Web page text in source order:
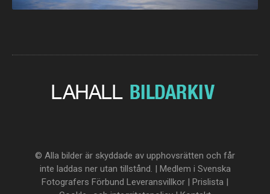
© Alla bilder är skyddade av upphovsrätten och får
inte laddas ner utan tillstånd. | Medlem i Svenska
Fotografers Förbund Leveransvillkor | Prislista |